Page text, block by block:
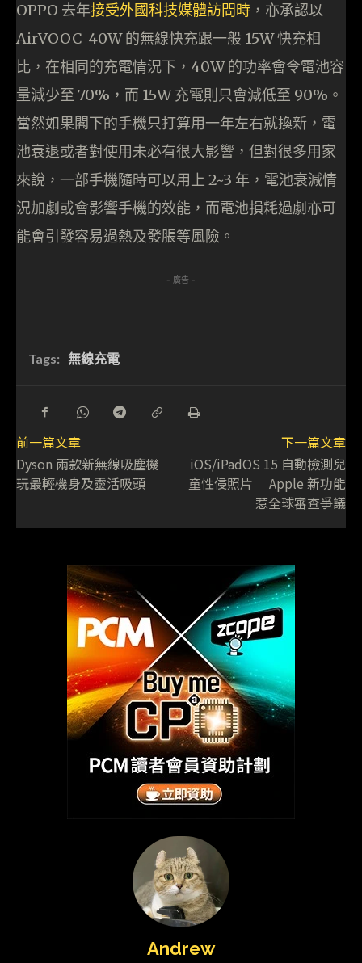
OPPO 去年接受外國科技媒體訪問時 ，亦承認以
AirVOOC 40W 的無線快充跟一般 15W 快充相
比，在相同的充電情況下，40W 的功率會令電池容
量減少至 70%，而 15W 充電則只會減低至 90%。
當然如果閣下的手機只打算用一年左右就換新，電
池衰退或者對使用未必有很大影響，但對很多用家
來說，一部手機隨時可以用上 2~3 年，電池衰減情
況加劇或會影響手機的效能，而電池損耗過劇亦可
能會引發容易過熱及發脹等風險。
- 廣告 -
Tags: 無線充電
前一篇文章
Dyson 兩款新無線吸塵機
玩最輕機身及靈活吸頭
下一篇文章
iOS/iPadOS 15 自動檢測兒
童性侵照片 Apple 新功能
惹全球審查爭議
Andrew